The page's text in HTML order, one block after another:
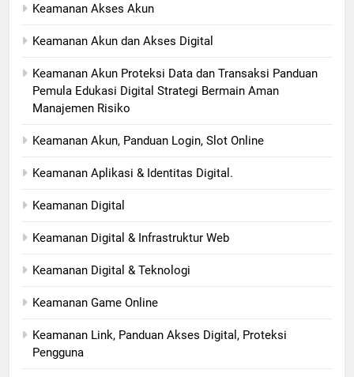
Keamanan Akses Akun
Keamanan Akun dan Akses Digital
Keamanan Akun Proteksi Data dan Transaksi Panduan
Pemula Edukasi Digital Strategi Bermain Aman
Manajemen Risiko
Keamanan Akun, Panduan Login, Slot Online
Keamanan Aplikasi & Identitas Digital.
Keamanan Digital
Keamanan Digital & Infrastruktur Web
Keamanan Digital & Teknologi
Keamanan Game Online
Keamanan Link, Panduan Akses Digital, Proteksi
Pengguna